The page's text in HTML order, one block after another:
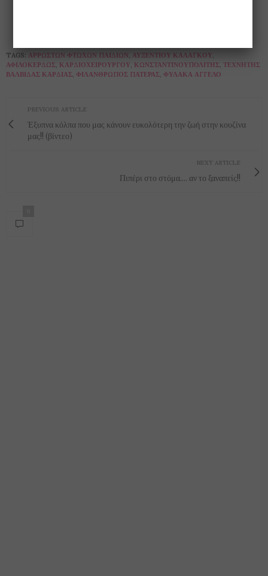
TAGS: ΆΡΡΩΣΤΩΝ ΦΤΩΧΏΝ ΠΑΙΔΙΏΝ, ΑΥΞΈΝΤΙΟΥ ΚΑΛΑΓΚΟΎ,
ΑΦΙΛΟΚΕΡΔΏΣ, ΚΑΡΔΙΟΧΕΙΡΟΥΡΓΟΎ, ΚΩΝΣΤΑΝΤΙΝΟΥΠΟΛΊΤΗΣ, ΤΕΧΝΗΤΉΣ
ΒΑΛΒΊΔΑΣ ΚΑΡΔΙΆΣ, ΦΙΛΆΝΘΡΩΠΟΣ ΠΑΤΈΡΑΣ, ΦΎΛΑΚΑ ΆΓΓΕΛΟ
PREVIOUS ARTICLE
Έξυπνα κόλπα που μας κάνουν ευκολότερη την ζωή στην κουζίνα
μας!! (βίντεο)
NEXT ARTICLE
Πιπέρι στο στόμα.... αν το ξαναπείς!!